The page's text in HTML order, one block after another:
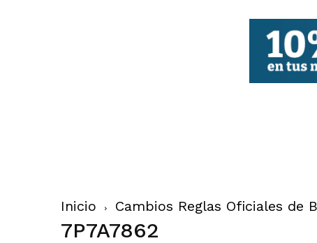
Inicio Cambios Reglas Oficiales de
7P7A7862